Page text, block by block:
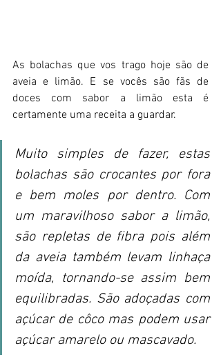
As bolachas que vos trago hoje são de
aveia e limão. E se vocês são fãs de
doces com sabor a limão esta é
certamente uma receita a guardar.
Muito simples de fazer, estas
bolachas são crocantes por fora
e bem moles por dentro. Com
um maravilhoso sabor a limão,
são repletas de fibra pois além
da aveia também levam linhaça
moída, tornando-se assim bem
equilibradas. São adoçadas com
açúcar de côco mas podem usar
açúcar amarelo ou mascavado.